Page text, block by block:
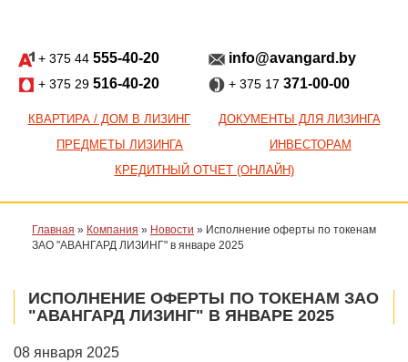
+ 375 44 555-40-20
+ 375 29 516-40-20
info@avangard.by
+ 375 17 371-00-00
КВАРТИРА / ДОМ В ЛИЗИНГ
ДОКУМЕНТЫ ДЛЯ ЛИЗИНГА
ПРЕДМЕТЫ ЛИЗИНГА
ИНВЕСТОРАМ
КРЕДИТНЫЙ ОТЧЕТ (ОНЛАЙН)
Главная » Компания » Новости » Исполнение оферты по токенам
ЗАО "АВАНГАРД ЛИЗИНГ" в январе 2025
ИСПОЛНЕНИЕ ОФЕРТЫ ПО ТОКЕНАМ ЗАО
"АВАНГАРД ЛИЗИНГ" В ЯНВАРЕ 2025
08 января 2025